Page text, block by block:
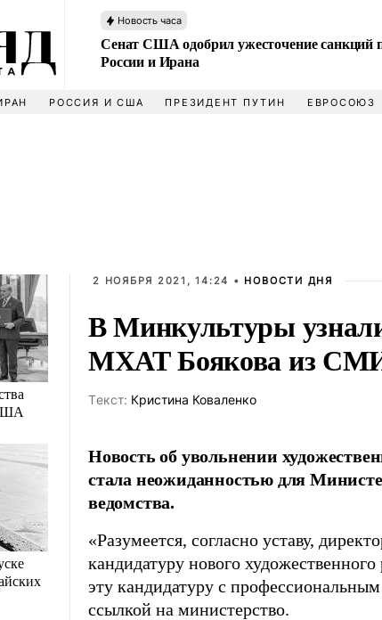
Новость часа
Сенат США одобрил ужесточение санкций
России и Ирана
РОССИЯ И США ПРЕЗИДЕНТ ПУТИН ЕВРОСОЮЗ
2 НОЯБРЯ 2021, 14:24 • НОВОСТИ ДНЯ
В Минкультуры
МХАТ Боякова из
Tекст: Кристина Коваленко
Новость об увольнении
стала неожиданностью для
ведомства.
«Разумеется, согласно уставу,
кандидатуру нового
эту кандидатуру с
ссылкой на министерство.